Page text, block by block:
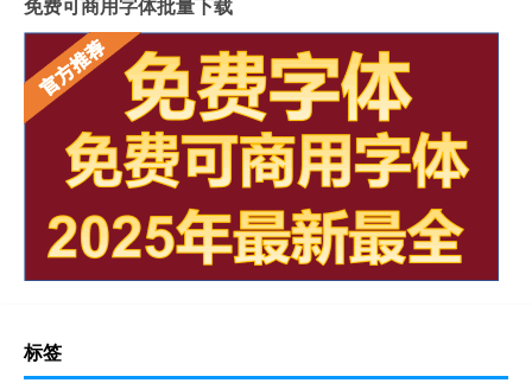
免费可商用字体批量下载
标签